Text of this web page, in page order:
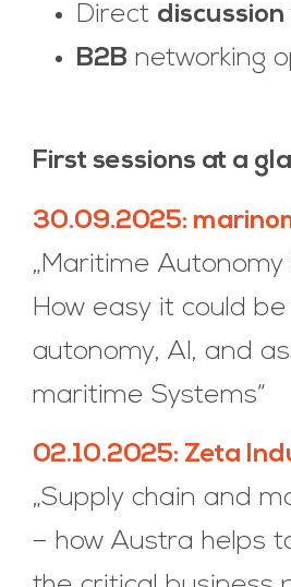
Direct
B2B networking
First sessions at a
30.09.2025:
„Maritime
How easy it could
autonomy, AI, and
maritime Systems“
02.10.2025: Zeta
„Supply chain and
– how Austra helps